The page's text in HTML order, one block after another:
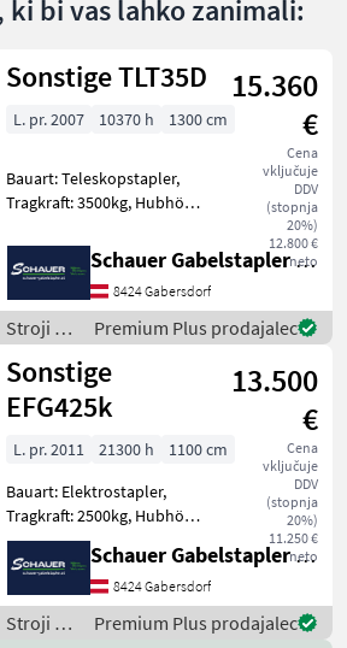
ki bi vas lahko zanimali:
Sonstige TLT35D
15.360
€
Cena
vključuje
DDV
(stopnja
20%)
12.800 €
neto
L. pr. 2007 10370 h 1300 cm
Bauart: Teleskopstapler,
Tragkraft: 3500kg, Hubhöhe:
10V , Bereifung vorne:
Vollgummi Einfach 60 - 80%
, Bereifung hinten:
Vollgummi Einfac
Schauer Gabelstapler GmbH
8424 Gabersdorf
Stroji z
motorji /
Sonstige
Premium Plus prodajalec
Sonstige
EFG425k
13.500
€
Cena
vključuje
DDV
(stopnja
20%)
11.250 €
neto
L. pr. 2011 21300 h
1100 cm
Bauart: Elektrostapler,
Tragkraft: 2500kg, Hubhöhe:
4450mm, Bauhöhe:
2060mm, Freihub: 1530mm,
Gabellänge: 1200mm,
Batterie: Hawker PzS Bj.
2017 80V 650Ah , Bereifung
Schauer Gabelstapler GmbH
8424 Gabersdorf
Stroji z
Premium Plus prodajalec